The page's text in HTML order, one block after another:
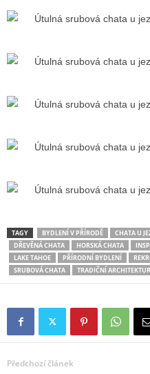
TAGY BYDLENÍ V PŘÍRODĚ CHATA U
DŘEVĚNÁ CHATA
HORSKÁ CHATA
LAKE TAHOE
PŘÍRODNÍ BYDLENÍ
SRUBOVÁ CHATA
TRADIČNÍ
Předchozí článek